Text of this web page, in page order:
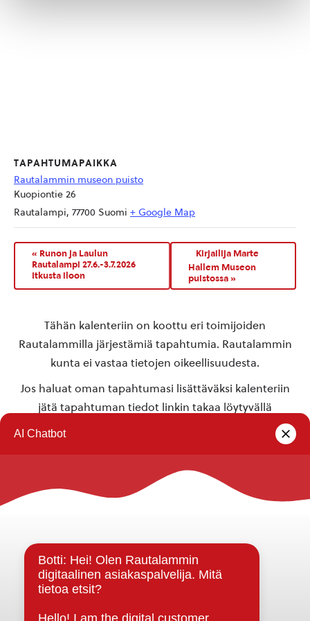
TAPAHTUMAPAIKKA
Rautalammin museon puisto
Kuopiontie 26
Rautalampi, 77700 Suomi + Google Map
« Runon ja Laulun
Rautalampi 27.6.-3.7.2026
Itkusta iloon
Kirjailija Marte
Hallem Museon
puistossa»
Tähän kalenteriin on koottu eri toimijoiden
Rautalammilla järjestämiä tapahtumia. Rautalammin
kunta ei vastaa tietojen oikeellisuudesta.
Jos haluat oman tapahtumasi lisättäväksi kalenteriin
jätä tapahtuman tiedot linkin takaa löytyvällä
Rautalammin kunta
Strategiat, ohjelmat, ohjeet, suunnitelmat, säännöt ja
sopimukset
Asiakirjajulkisuuskuvaus
Evästeet